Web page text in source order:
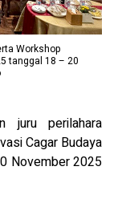
Workshop
tanggal 18 – 20
juru perilahara
Cagar Budaya
November 2025